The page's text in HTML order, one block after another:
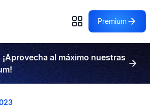
Premium
al máximo nuestras